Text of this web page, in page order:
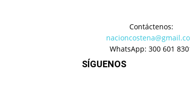
Deportes
Contáctenos:
WhatsApp: 300 601
SÍGUENOS